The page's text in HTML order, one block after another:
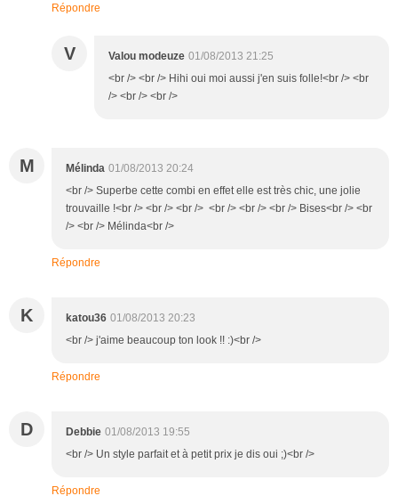
Répondre
V Valou modeuze 01/08/2013 21:25
<br /> <br /> Hihi oui moi aussi j'en suis folle!<br /> <br
/> <br /> <br />
M Mélinda 01/08/2013 20:24
<br /> Superbe cette combi en effet elle est très chic, une jolie
trouvaille !<br /> <br /> <br /> <br /> <br /> <br /> Bises<br /> <br
/> <br /> Mélinda<br />
Répondre
K katou36 01/08/2013 20:23
<br /> j'aime beaucoup ton look !! :)<br />
Répondre
D Debbie 01/08/2013 19:55
<br /> Un style parfait et à petit prix je dis oui ;)<br />
Répondre